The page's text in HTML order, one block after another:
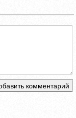
комментарий